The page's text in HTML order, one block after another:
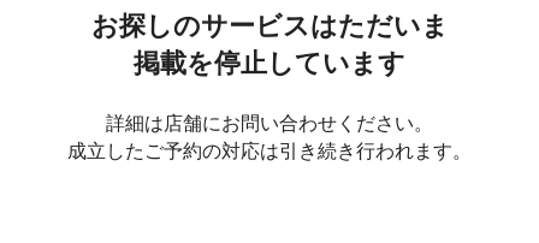
お探しのサービスはただいま
掲載を停止しています
詳細は店舗にお問い合わせください。
成立したご予約の対応は引き続き行われます。